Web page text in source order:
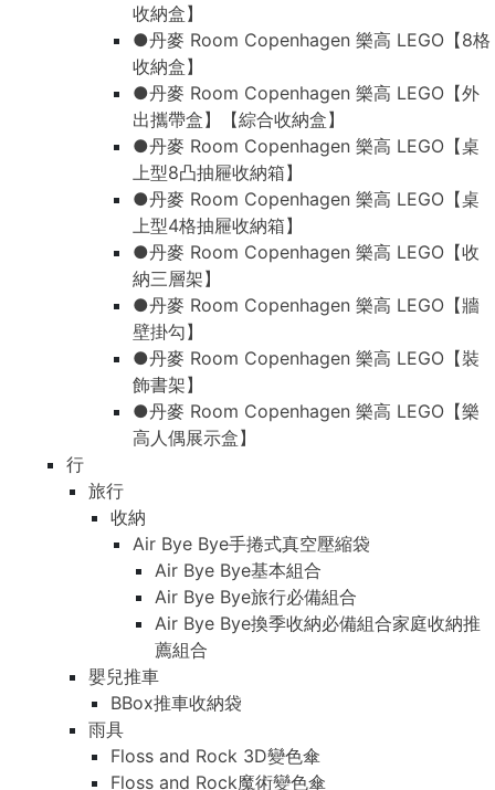
收納盒】
●丹麥 Room Copenhagen 樂高 LEGO【8格
收納盒】
●丹麥 Room Copenhagen 樂高 LEGO【外
出攜帶盒】【綜合收納盒】
●丹麥 Room Copenhagen 樂高 LEGO【桌
上型8凸抽屜收納箱】
●丹麥 Room Copenhagen 樂高 LEGO【桌
上型4格抽屜收納箱】
●丹麥 Room Copenhagen 樂高 LEGO【收
納三層架】
●丹麥 Room Copenhagen 樂高 LEGO【牆
壁掛勾】
●丹麥 Room Copenhagen 樂高 LEGO【裝
飾書架】
●丹麥 Room Copenhagen 樂高 LEGO【樂
高人偶展示盒】
行
旅行
收納
Air Bye Bye手捲式真空壓縮袋
Air Bye Bye基本組合
Air Bye Bye旅行必備組合
Air Bye Bye換季收納必備組合家庭收納推
薦組合
嬰兒推車
BBox推車收納袋
雨具
Floss and Rock 3D變色傘
Floss and Rock魔術變色傘